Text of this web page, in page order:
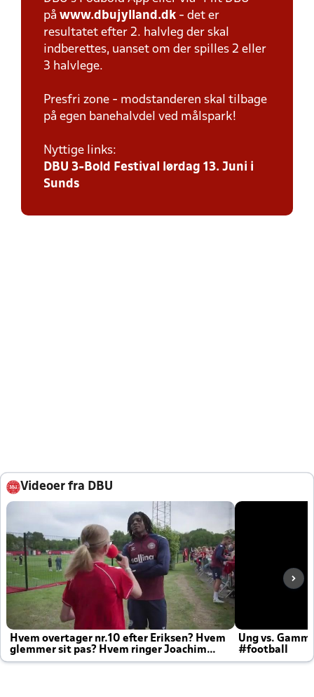
på www.dbujylland.dk - det er
resultatet efter 2. halvleg der skal
indberettes, uanset om der spilles 2 eller
3 halvlege.
Presfri zone - modstanderen skal tilbage
på egen banehalvdel ved målspark!
Nyttige links:
DBU 3-Bold Festival lørdag 13. Juni i
Sunds
Videoer fra DBU
Hvem overtager nr.10 efter Eriksen? Hvem
glemmer sit pas? Hvem ringer Joachim
altid til efter kampe?
Ung vs.
#football